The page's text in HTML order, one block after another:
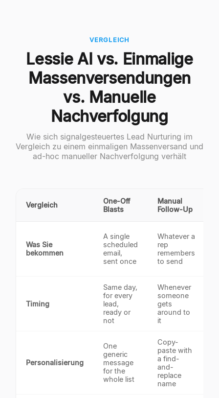
VERGLEICH
Lessie AI vs. Einmalige
Massenversendungen
vs. Manuelle
Nachverfolgung
Wie sich signalgesteuertes Lead Nurturing im
Vergleich zu einem einmaligen Massenversand und
ad-hoc manueller Nachverfolgung verhält
Vergleich
One-Off
Blasts
Manual
Follow-Up
Was Sie
bekommen
A single
scheduled
email,
sent once
Whatever a
rep
remembers
to send
Timing
Same day,
for every
lead,
ready or
not
Whenever
someone
gets
around to
it
Personalisierung
One
generic
message
for the
whole list
Copy-
paste with
a find-
and-
replace
name